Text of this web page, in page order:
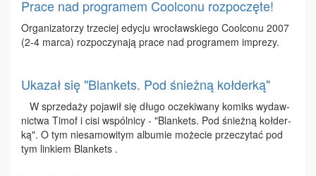
Prace nad programem Coolconu rozpoczęte!
Or­ga­ni­za­to­rzy trze­ciej edy­cju wro­cław­skie­go Co­ol­co­nu 2007
(2-4 mar­ca) roz­po­czy­na­ją pra­ce nad pro­gra­mem im­pre­zy.
Ukazał się "Blankets. Pod śnieżną kołderką"
W sprze­da­ży po­ja­wił się dłu­go ocze­ki­wa­ny ko­miks wy­daw­
nic­twa Ti­mof i ci­si wspól­ni­cy - "Blan­kets. Pod śnież­ną koł­der­
ką". O tym nie­sa­mo­wi­tym al­bu­mie mo­że­cie prze­czy­tać pod
tym lin­kiem Blan­kets .